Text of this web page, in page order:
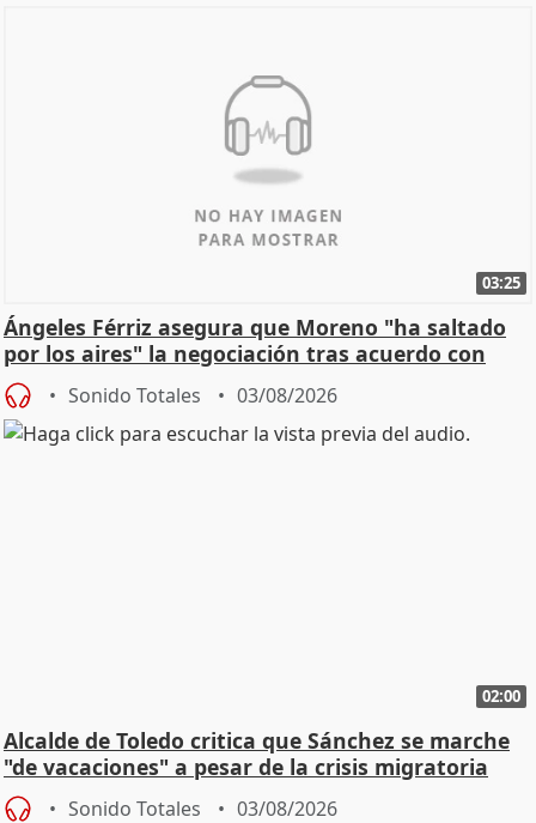
03:25
Ángeles Férriz asegura que Moreno "ha saltado
por los aires" la negociación tras acuerdo con
SMA
Sonido Totales 03/08/2026
02:00
Alcalde de Toledo critica que Sánchez se marche
"de vacaciones" a pesar de la crisis migratoria
Sonido Totales 03/08/2026